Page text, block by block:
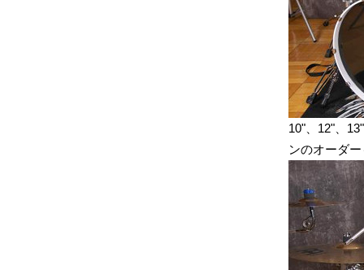
10"、12"、
ンのオーダ